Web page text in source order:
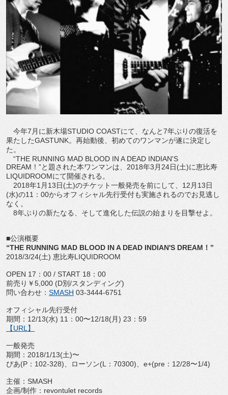
今年7月に新木場STUDIO COASTにて、なんと7年ぶりの復活を
果たしたGASTUNK。再始動後、初めてのワンマンが遂に決定し
た。
“THE RUNNING MAD BLOOD IN A DEAD INDIAN'S
DREAM！”と題された本ワンマンは、2018年3月24日(土)に恵比寿
LIQUIDROOMにて開催される。
2018年1月13日(土)のチケット一般発売を前にして、12月13日
(水)の11：00からオフィシャル先行受付も実施されるのでお見逃し
なく。
8年ぶりの新たなる、そして進化した伝説の始まりを目撃せよ。
■公演概要
“THE RUNNING MAD BLOOD IN A DEAD INDIAN'S DREAM！”
2018/3/24(土) 恵比寿LIQUIDROOM
OPEN 17：00 / START 18：00
前売り￥5,000 (D別/スタンディング)
問い合わせ： SMASH 03-3444-6751
オフィシャル先行受付
期間：12/13(水) 11：00〜12/18(月) 23：59
【URL】
一般発売
期間：2018/1/13(土)〜
ぴあ(P：102-328)、ローソン(L：70300)、e+(pre：12/28〜1/4)
主催：SMASH
企画/制作：revontulet records